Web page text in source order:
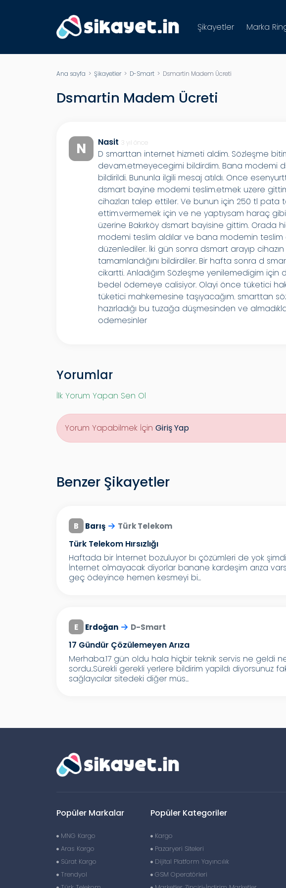
Şikayetler Marka
Ana sayfa > Şikayetler> D-Smart > Dsmartin Madem Ücreti
Dsmartin Madem Ücreti
N Nasit 3 yıl önce
D smarttan internet hizmeti aldim. Sözleşme
devam.etmeyecegimi bildirdim. Bana modemi
bildirildi. Bununla ilgili mesaj atıldı. Once
dsmart bayine modemi teslim.etmek uzere
cihazları talep ettiler. Ve bunun için 250 tl pata
ettim.vermemek için ve ne yaptıysam haraç
üzerine Bakırköy dsmart bayisine gittim. Orada
modemi teslim aldılar ve bana modemin teslim
düzenlediler. İki gün sonra dsmart arayıp cihazın
tamamlandığını bildirdiler. Bir hafta sonra d
cikartti. Anladığım Sözleşme yenilemedigim
bedel ödemeye calisiyor. Olayi önce tüketici
tüketici mahkemesine taşıyacağım. smarttan
hazırladığı bu tuzağa düşmesinden ve
odemesinler
Yorumlar
İlk Yorum Yapan Sen Ol
Yorum Yapabilmek İçin Giriş Yap
Benzer Şikayetler
B Barış Türk Telekom
Türk Telekom Hırsızlığı
Haftada bir İnternet bozuluyor bı çözümleri de yok
İnternet olmayacak diyorlar banane kardeşim arıza
geç ödeyince hemen kesmeyi bi...
E Erdoğan D-Smart
17 Gündür Çözülemeyen Arıza
Merhaba.17 gün oldu hala hiçbir teknik servis ne geldi
sordu..Sürekli gerekli yerlere bildirim yapildı diyorsunuz
sağlayıcılar sitedeki diğer müs...
Popüler Markalar
MNG Kargo
Aras Kargo
Sürat Kargo
Trendyol
Popüler Kategoriler
Kargo
Pazaryeri Siteleri
Dijital Platform Yayıncılık
GSM Operatörleri